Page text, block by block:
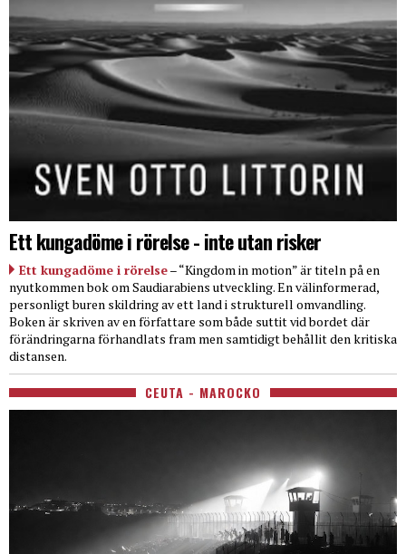
Ett kungadöme i rörelse - inte utan risker
Ett kungadöme i rörelse– “Kingdom in motion” är titeln på en
nyutkommen bok om Saudiarabiens utveckling. En välinformerad,
personligt buren skildring av ett land i strukturell omvandling.
Boken är skriven av en författare som både suttit vid bordet där
förändringarna förhandlats fram men samtidigt behållit den kritiska
distansen.
CEUTA - MAROCKO